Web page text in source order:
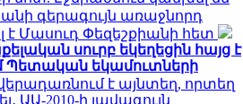
գերագույն առաջնորդ
Մասուդ Փեզեշքիանի հետ
սուրբ եկեղեցին հայց է
Պետական եկամուտների
է այնտեղ, որտեղ
ԱԱ-2010-ի լավագույն